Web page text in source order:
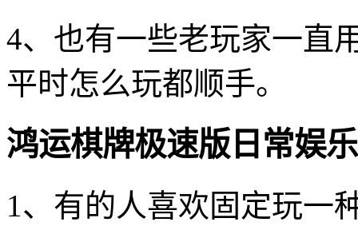
4、也有一些老玩家一直
平时怎么玩都顺手。
鸿运棋牌极速版日常娱
1、有的人喜欢固定玩一